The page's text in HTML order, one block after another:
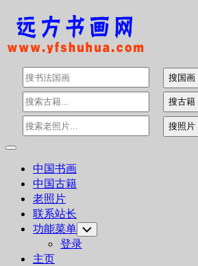
Skip
content
Expand
中国书画
中国古籍
老照片
联系站长
功能菜单 Toggle
Child
Menu
登录
主页